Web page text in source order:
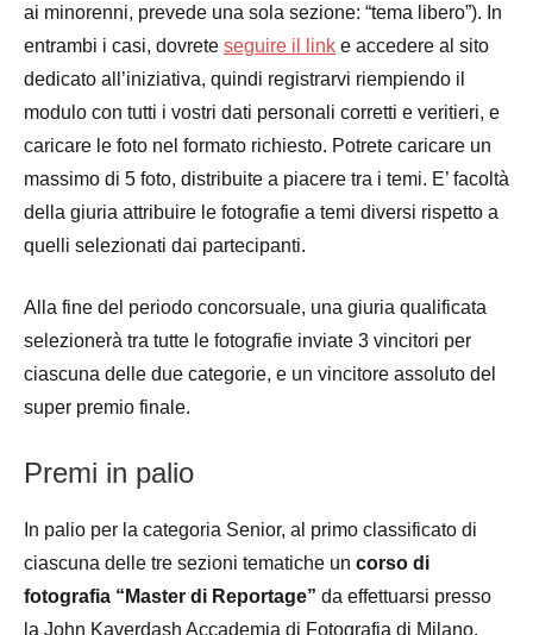
ai minorenni, prevede una sola sezione: “tema libero”). In
entrambi i casi, dovrete seguire il link e accedere al sito
dedicato all’iniziativa, quindi registrarvi riempiendo il
modulo con tutti i vostri dati personali corretti e veritieri, e
caricare le foto nel formato richiesto. Potrete caricare un
massimo di 5 foto, distribuite a piacere tra i temi. E’ facoltà
della giuria attribuire le fotografie a temi diversi rispetto a
quelli selezionati dai partecipanti.
Alla fine del periodo concorsuale, una giuria qualificata
selezionerà tra tutte le fotografie inviate 3 vincitori per
ciascuna delle due categorie, e un vincitore assoluto del
super premio finale.
Premi in palio
In palio per la categoria Senior, al primo classificato di
ciascuna delle tre sezioni tematiche un corso di
fotografia “Master di Reportage” da effettuarsi presso
la John Kaverdash Accademia di Fotografia di Milano,